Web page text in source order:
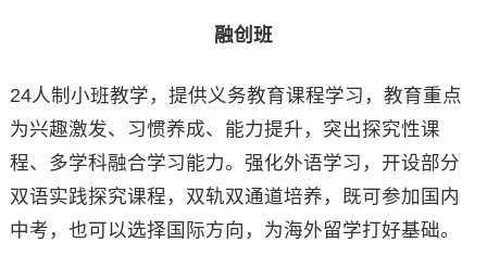
融创班
24人制小班教学，提供义务教育课程学习，教育重点
为兴趣激发、习惯养成、能力提升，突出探究性课
程、多学科融合学习能力。强化外语学习，开设部分
双语实践探究课程，双轨双通道培养，既可参加国内
中考，也可以选择国际方向，为海外留学打好基础。